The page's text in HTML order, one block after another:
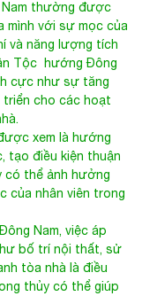
Nam thường được
mình với sự mọc của
và năng lượng tích
Tộc hướng Đông
cực như sự tăng
cho các hoạt
xem là hướng
tạo điều kiện thuận
có thể ảnh hưởng
của nhân viên trong
Nam, việc áp
bố trí nội thất, sử
tòa nhà là điều
thủy có thể giúp